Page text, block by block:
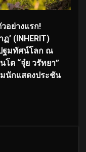
อย่างแรก!
’ (INHERIT)
ฐมทัศน์โลก ณ
ต “จุ๋ย วรัทยา”
นักแสดงประชัน